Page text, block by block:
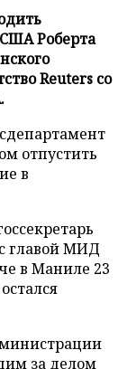
Роберта
Reuters со
отпустить
в
главой МИД
в Маниле 23
за делом